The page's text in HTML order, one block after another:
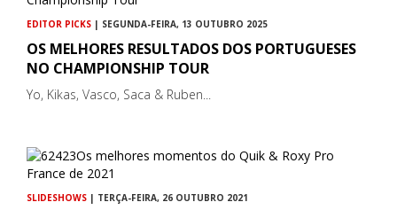
EDITOR PICKS | SEGUNDA-FEIRA, 13 OUTUBRO 2025
OS MELHORES RESULTADOS DOS PORTUGUESES
NO CHAMPIONSHIP TOUR
Yo, Kikas, Vasco, Saca & Ruben...
SLIDESHOWS | TERÇA-FEIRA, 26 OUTUBRO 2021